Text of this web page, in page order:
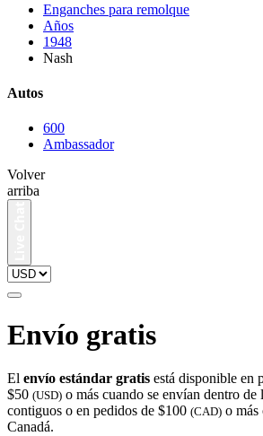
Enganches para remolque
Años
1948
Nash
Autos
600
Ambassador
Volver
arriba
Envío gratis
El envío estándar gratis está disponible en
$50 (USD) o más cuando se envían dentro de
contiguos o en pedidos de $100 (CAD) o más
Canadá.